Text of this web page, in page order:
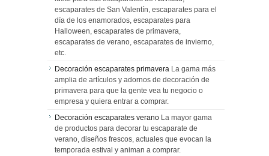
escaparates de San Valentín, escaparates para el
día de los enamorados, escaparates para
Halloween, escaparates de primavera,
escaparates de verano, escaparates de invierno,
etc.
Decoración escaparates primavera La gama más
amplia de artículos y adornos de decoración de
primavera para que la gente vea tu negocio o
empresa y quiera entrar a comprar.
Decoración escaparates verano La mayor gama
de productos para decorar tu escaparate de
verano, diseños frescos, actuales que evocan la
temporada estival y animan a comprar.